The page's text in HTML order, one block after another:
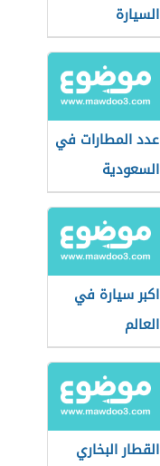
السيارة
عدد المطارات في
السعودية
اكبر سيارة في
العالم
القطار البخاري